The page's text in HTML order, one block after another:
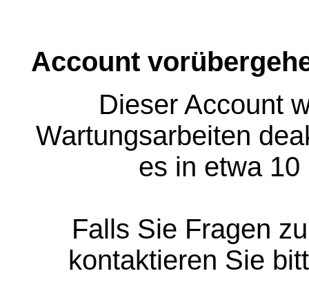
Account
Dieser Account
Wartungsarbeiten
es in etwa
Falls Sie Fragen
kontaktieren Sie